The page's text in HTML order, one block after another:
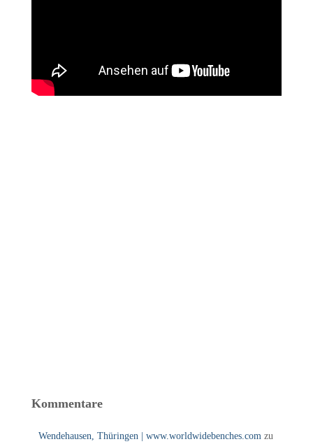
Kommentare
Wendehausen, Thüringen | www.worldwidebenches.com zu